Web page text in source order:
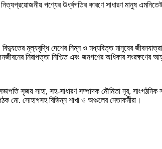
পণ্যের ঊর্ধ্বগতির কারণে সাধারণ মানুষ
মূল্যবৃদ্ধি দেশের নিম্ন ও মধ্যবিত্ত মানুষের
নিরাপত্তা নিশ্চিত এবং জনগণের অধিকার সংরক্ষণের
সৃজয় সাহা, সহ-সাধারণ সম্পাদক মৌমিতা নূর, সাংগঠনিক
মো. সোহাগসহ বিভিন্ন শাখা ও অঞ্চলের নেতাকর্মীরা।